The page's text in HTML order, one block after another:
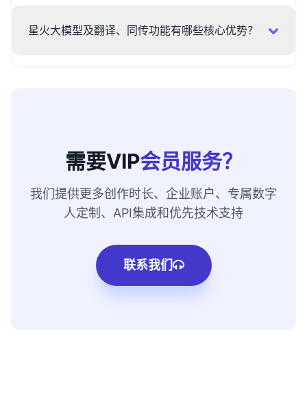
星火大模型及翻译、同传功能有哪些核心优势？
需要VIP会员服务？
我们提供更多创作时长、企业账户、专属数字
人定制、API集成和优先技术支持
联系我们